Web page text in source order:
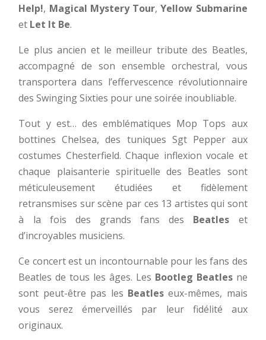
Help!, Magical Mystery Tour,Yellow Submarine
et Let It Be.
Le plus ancien et le meilleur tribute des Beatles,
accompagné de son ensemble orchestral, vous
transportera dans l’effervescence révolutionnaire
des Swinging Sixties pour une soirée inoubliable.
Tout y est… des emblématiques Mop Tops aux
bottines Chelsea, des tuniques Sgt Pepper aux
costumes Chesterfield. Chaque inflexion vocale et
chaque plaisanterie spirituelle des Beatles sont
méticuleusement étudiées et fidèlement
retransmises sur scène par ces 13 artistes qui sont
à la fois des grands fans des Beatles et
d’incroyables musiciens.
Ce concert est un incontournable pour les fans des
Beatles de tous les âges. Les Bootleg Beatlesne
sont peut-être pas les Beatleseux-mêmes, mais
vous serez émerveillés par leur fidélité aux
originaux.